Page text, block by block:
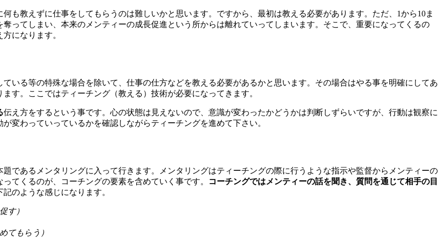
も教えずに仕事をしてもらうのは難しいかと思います。ですから、最初は教える必要があります。ただ、1から10ま
ってしまい、本来のメンティーの成長促進という所からは離れていってしまいます。そこで、重要になってくるの
になります。
いる等の特殊な場合を除いて、仕事の仕方などを教える必要があるかと思います。その場合はやる事を明確にしてあ
す。ここではティーチング（教える）技術が必要になってきます。
伝え方をするという事です。心の状態は見えないので、意識が変わったかどうかは判断しずらいですが、行動は観察に
変わっていっているかを確認しながらティーチングを進めて下さい。
であるメンタリングに入って行きます。メンタリングはティーチングの際に行うような指示や監督からメンティーの
てくるのが、コーチングの要素を含めていく事です。
コーチングではメンティーの話を聞き、質問を通じて相手の目
のような感じになります。
す）
てもらう）